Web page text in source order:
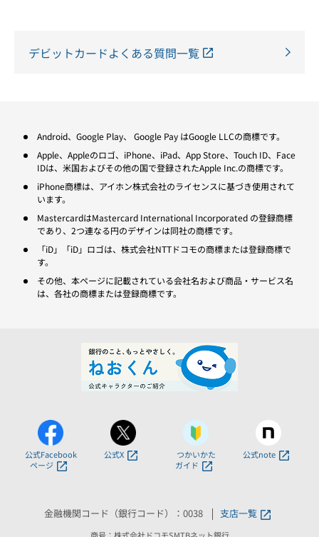
デビットカードよくある質問一覧
Android、Google Play、 Google Pay はGoogle LLCの商標です。
Apple、Appleのロゴ、iPhone、iPad、App Store、Touch ID、Face
IDは、米国およびその他の国で登録されたApple Inc.の商標です。
iPhone商標は、アイホン株式会社のライセンスに基づき使用されて
います。
MastercardはMastercard International Incorporated の登録商標
であり、2つ連なる円のデザインは同社の商標です。
「iD」「iD」ロゴは、株式会社NTTドコモの商標または登録商標で
す。
その他、本ページに記載されている会社名および商品・サービス名
は、各社の商標または登録商標です。
公式Facebook
ページ
公式X
つかいかた
ガイド
公式note
金融機関コード（銀行コード）：0038 支店一覧